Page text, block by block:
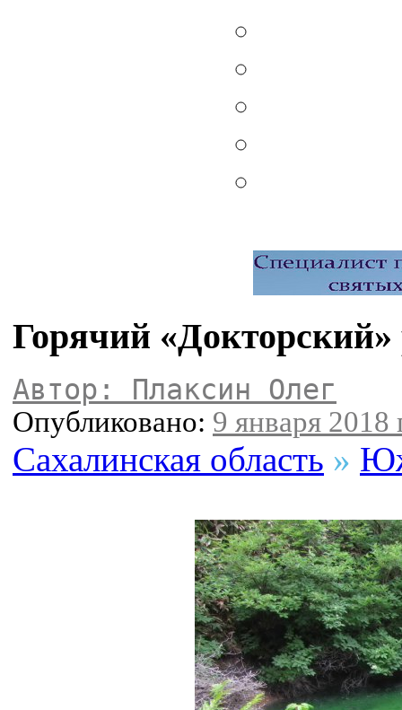
Горячий
Автор: Плаксин Олег
Опубликовано: 9 января 2018
Сахалинская область »